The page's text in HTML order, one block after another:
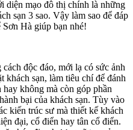
diện mạo đô thị chính là những
sạn 3 sao. Vậy làm sao để đáp
Hà giúp bạn nhé!
độc đáo, mới lạ có sức ảnh
khách sạn, làm tiêu chí để đánh
hay không mà còn góp phần
bại của khách sạn. Tùy vào
kiến trúc sư mà thiết kế khách
đại, cổ điển hay tân cổ điển.